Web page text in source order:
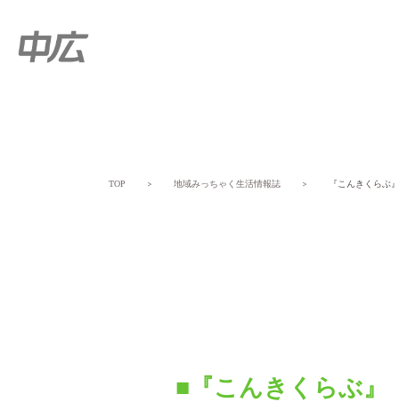
TOP ＞ 地域みっちゃく生活情報誌 ＞ 『こんきくらぶ』
■『こんきくらぶ』